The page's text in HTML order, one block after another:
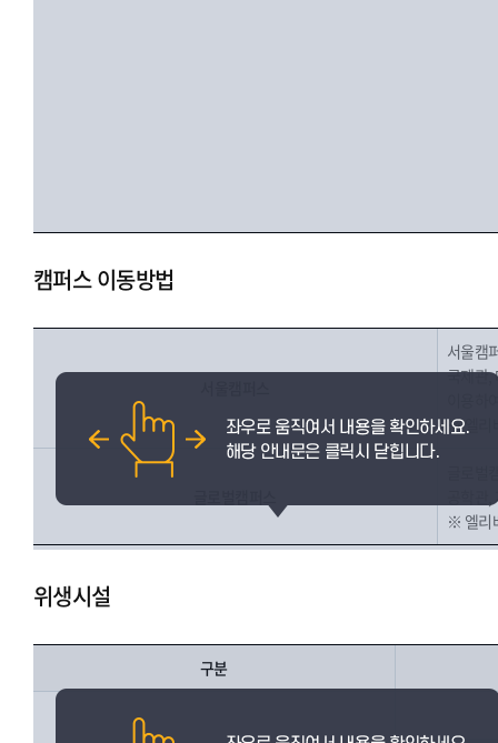
캠퍼스 이동방법
서울캠
국제관,
※ 엘리
공학
※ 엘리
위생시설
구분